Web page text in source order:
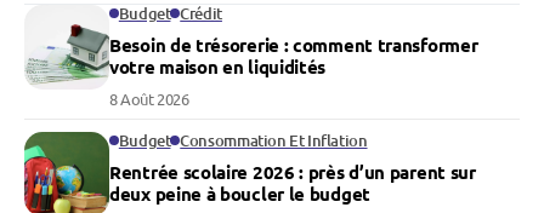
Budget Crédit
Besoin de trésorerie : comment transformer
votre maison en liquidités
8 Août 2026
Budget Consommation Et Inflation
Rentrée scolaire 2026 : près d’un parent sur
deux peine à boucler le budget